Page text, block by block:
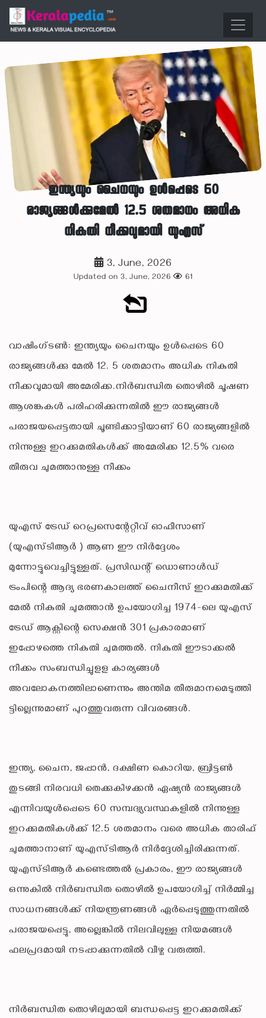
ഇന്ത്യയും ചൈനയും ഉള്‍പ്പെടെ 60
രാജ്യങ്ങള്‍ക്കുമേല്‍ 12.5 ശതമാനം അധിക
നികുതി നീക്കവുമായി യുഎസ്
3, June, 2026
Updated on 3, June, 2026 61
വാഷിംഗ്ടണ്‍: ഇന്ത്യയും ചൈനയും ഉള്‍പ്പെടെ 60
രാജ്യങ്ങള്‍ക്കു മേല്‍ 12. 5 ശതമാനം അധിക നികുതി
നീക്കവുമായി അമേരിക്ക.നിര്‍ബന്ധിത തൊഴില്‍ ചൂഷണ
ആശങ്കകള്‍ പരിഹരിക്കുന്നതില്‍ ഈ രാജ്യങ്ങള്‍
പരാജയപ്പെട്ടതായി ചൂണ്ടിക്കാട്ടിയാണ് 60 രാജ്യങ്ങളില്‍
നിന്നുള്ള ഇറക്കുമതികള്‍ക്ക് അമേരിക്ക 12.5% വരെ
തീരുവ ചുമത്താനുള്ള നീക്കം
യുഎസ് ട്രേഡ് റെപ്രസെന്റേറ്റീവ് ഓഫീസാണ്
(യുഎസ്ടിആര്‍ ) ആണ ഈ നിര്‍ദ്ദേശം
മുന്നോട്ടുവെച്ചിട്ടുള്ളത്. പ്രസിഡന്റ് ഡൊണാള്‍ഡ്
ട്രംപിന്റെ ആദ്യ ഭരണകാലത്ത് ചൈനീസ് ഇറക്കുമതിക്ക്
മേല്‍ നികുതി ചുമത്താന്‍ ഉപയോഗിച്ച 1974-ലെ യുഎസ്
ട്രേഡ് ആക്റ്റിന്റെ സെക്ഷന്‍ 301 പ്രകാരമാണ്
ഇപ്പോഴത്തെ നികുതി ചുമത്തല്‍. നികുതി ഈടാക്കല്‍
നീക്കം സംബന്ധിച്ചുളള കാര്യങ്ങള്‍
അവലോകനത്തിലാണെന്നും അന്തിമ തീരുമാനമെടുത്തി
ട്ടില്ലെന്നുമാണ് പുറത്തുവരുന്ന വിവരങ്ങള്‍.
ഇന്ത്യ, ചൈന, ജപ്പാന്‍, ദക്ഷിണ കൊറിയ, ബ്രിട്ടണ്‍
തുടങ്ങി നിരവധി തെക്കുകിഴക്കന്‍ ഏഷ്യന്‍ രാജ്യങ്ങള്‍
എന്നിവയുള്‍പ്പെടെ 60 സമ്പദ്വ്യവസ്ഥകളില്‍ നിന്നുള്ള
ഇറക്കുമതികള്‍ക്ക് 12.5 ശതമാനം വരെ അധിക താരിഫ്
ചുമത്താനാണ് യുഎസ്ടിആര്‍ നിര്‍ദ്ദേശിച്ചിരിക്കുന്നത്.
യുഎസ്ടിആര്‍ കണ്ടെത്തല്‍ പ്രകാരം, ഈ രാജ്യങ്ങള്‍
ഒന്നുകില്‍ നിര്‍ബന്ധിത തൊഴില്‍ ഉപയോഗിച്ച് നിര്‍മ്മിച്ച
സാധനങ്ങള്‍ക്ക് നിയന്ത്രണങ്ങള്‍ ഏര്‍പ്പെടുത്തുന്നതില്‍
പരാജയപ്പെട്ടു, അല്ലെങ്കില്‍ നിലവിലുള്ള നിയമങ്ങള്‍
ഫലപ്രദമായി നടപ്പാക്കുന്നതില്‍ വീഴ്ച വരുത്തി.
നിര്‍ബന്ധിത തൊഴിലുമായി ബന്ധപ്പെട്ട ഇറക്കുമതിക്ക്